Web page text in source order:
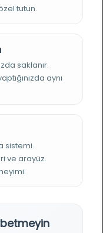
ve görsel
bir dijital
tutun.
saklanır.
aynı
sistemi.
ve arayüz.